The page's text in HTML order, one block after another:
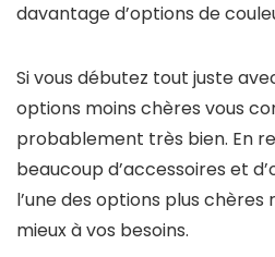
davantage d’options de
Si vous débutez tout juste
options moins chères vous
probablement très bien. En
beaucoup d’accessoires et
l’une des options plus
mieux à vos besoins.